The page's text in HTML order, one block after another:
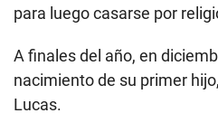
para luego casarse por
A finales del año, en
nacimiento de su primer
Lucas.